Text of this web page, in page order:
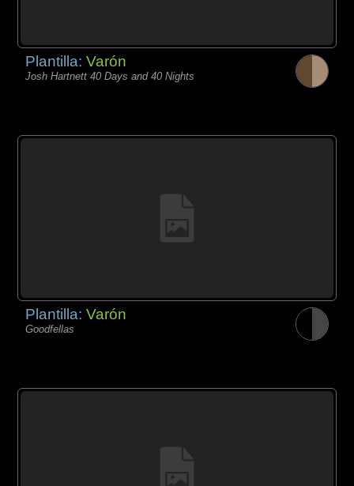
Plantilla:Varón
Josh Hartnett 40 Days and 40 Nights
Plantilla:Varón
Goodfellas